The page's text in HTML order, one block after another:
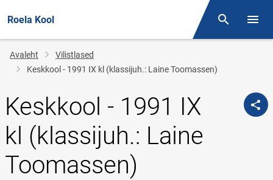
Roela Kool Otsing
Jälglink
Avaleht
Vilistlased
Keskkool - 1991 IX kl (klassijuh.: Laine Toomassen)
Keskkool - 1991 IX
kl (klassijuh.: Laine
Toomassen)